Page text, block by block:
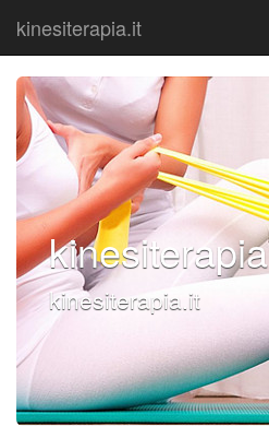
kinesiterapia.it
kinesiterapia
kinesiterapia.it